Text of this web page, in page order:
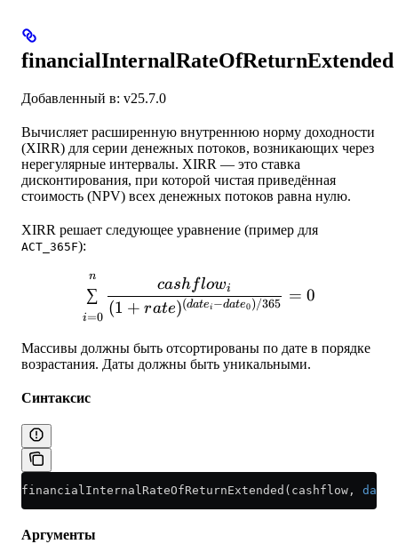
financialInternalRateOfReturnExtended
Добавленный в: v25.7.0
Вычисляет расширенную внутреннюю норму доходности
(XIRR) для серии денежных потоков, возникающих через
нерегулярные интервалы. XIRR — это ставка
дисконтирования, при которой чистая приведённая
стоимость (NPV) всех денежных потоков равна нулю.
XIRR решает следующее уравнение (пример для
ACT_365F):
\sum_{i=0}^n
i=0
∑
n
(1 + rate)(datei −date0)/365
cashflowi = 0
Массивы должны быть отсортированы по дате в порядке
возрастания. Даты должны быть уникальными.
Синтаксис
financialInternalRateOfReturnExtended(cashflow, date
Аргументы